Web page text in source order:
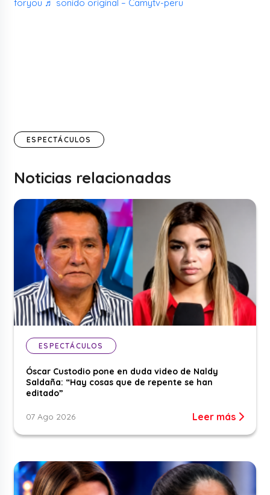
foryou ♬ sonido original – Camytv-peru
ESPECTÁCULOS
Noticias relacionadas
ESPECTÁCULOS
Óscar Custodio pone en duda video de Naldy
Saldaña: “Hay cosas que de repente se han
editado”
07 Ago 2026 Leer más